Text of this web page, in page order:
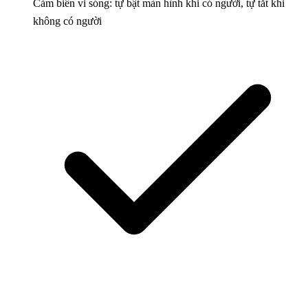
Cảm biến vi sóng: tự bật màn hình khi có người, tự tắt khi
không có người